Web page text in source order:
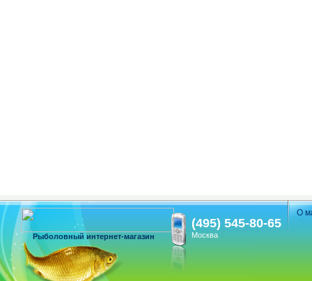
(495) 545-80-65
Москва
Рыболовный интернет-магазин
О